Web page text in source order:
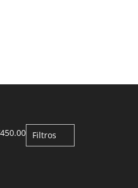
450.00 Filtros